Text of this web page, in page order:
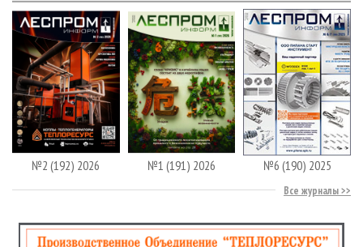
№2 (192) 2026 №1 (191) 2026 №6 (190) 2025
Все журналы